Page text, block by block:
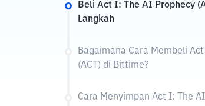
Beli Act I: The AI Prophecy
Langkah
Bagaimana Cara Membeli
(ACT) di Bittime?
Cara Menyimpan Act I: The